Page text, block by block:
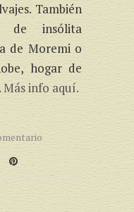
También
de insólita
de Moremi o
hogar de
Más info aquí.